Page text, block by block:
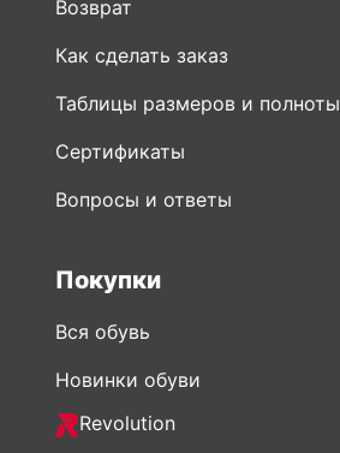
Возврат
Как сделать заказ
Таблицы размеров и полноты
Сертификаты
Вопросы и ответы
Покупки
Вся обувь
Новинки обуви
Revolution